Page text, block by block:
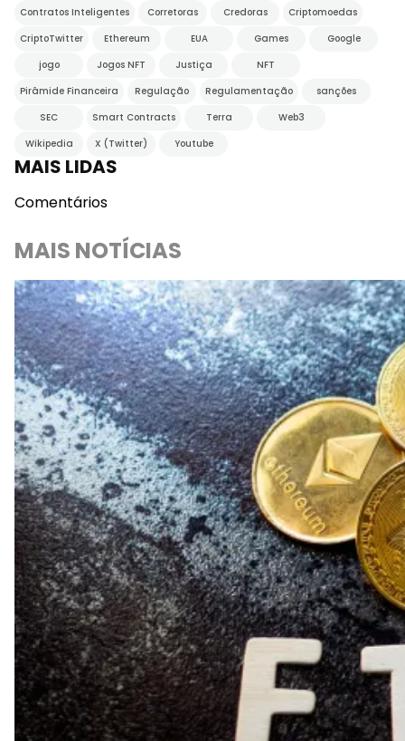
Contratos Inteligentes Corretoras Credoras
Criptomoedas
CriptoTwitter
Ethereum EUA Games
Google
jogo
Jogos NFT Justiça
NFT
Pirâmide Financeira
Regulação Regulamentação
sanções
SEC
Smart Contracts Terra
Web3
Wikipedia
X (Twitter) Youtube
MAIS LIDAS
Comentários
MAIS NOTÍCIAS